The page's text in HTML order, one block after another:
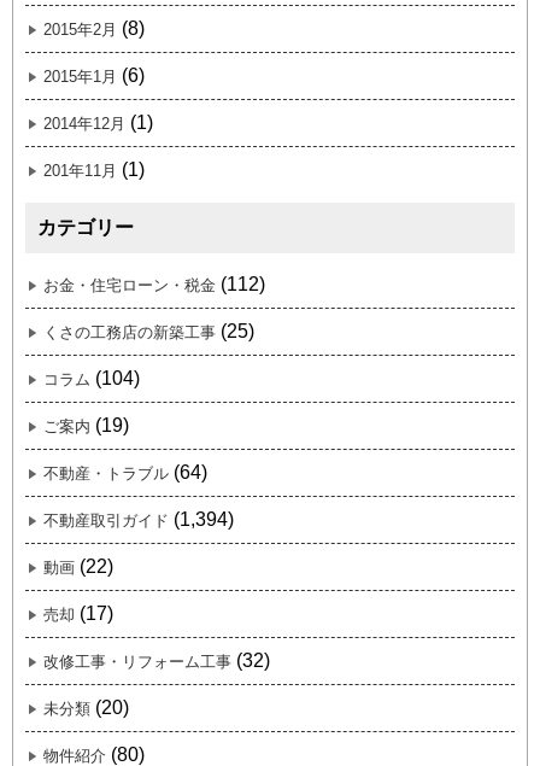
2015年2月 (8)
2015年1月 (6)
2014年12月 (1)
201年11月 (1)
カテゴリー
お金・住宅ローン・税金 (112)
くさの工務店の新築工事 (25)
コラム (104)
ご案内 (19)
不動産・トラブル (64)
不動産取引ガイド (1,394)
動画 (22)
売却 (17)
改修工事・リフォーム工事 (32)
未分類 (20)
物件紹介 (80)